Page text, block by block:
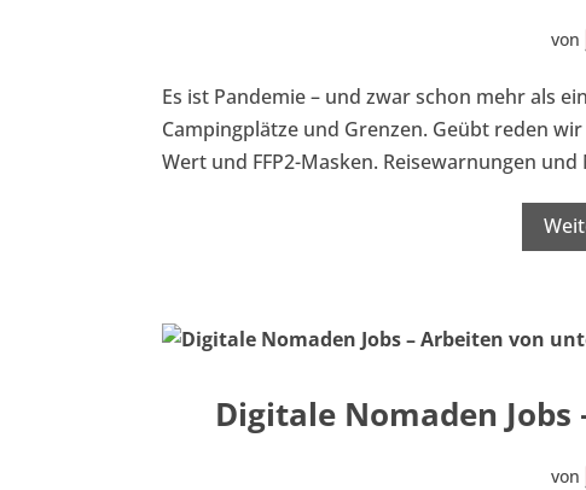
von
Es ist Pandemie – und zwar schon mehr als
Campingplätze und Grenzen. Geübt reden
Wert und FFP2-Masken. Reisewarnungen
Digitale Nomaden
von